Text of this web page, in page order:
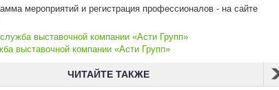
мероприятий и регистрация профессионалов - на сайте
fest.ru.
выставочной компании «Асти Групп»
выставочной компании «Асти Групп»
ЧИТАЙТЕ ТАКЖЕ